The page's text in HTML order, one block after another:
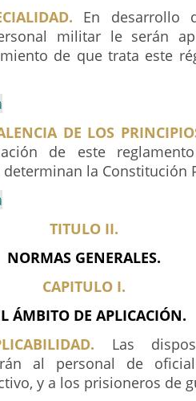
En desarrollo
militar le serán
de que trata este
DE LOS
de este
la Constitución
TITULO II.
NORMAS GENERALES.
CAPITULO I.
ÁMBITO DE APLICACIÓN.
Las
al personal de
y a los prisioneros de